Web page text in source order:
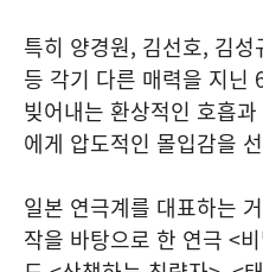
특히 양경원, 김선호, 김
등 각기 다른 매력을 지닌
빚어내는 환상적인 호흡
에게 압도적인 몰입감을
일본 연극계를 대표하는
작을 바탕으로 한 연극 <